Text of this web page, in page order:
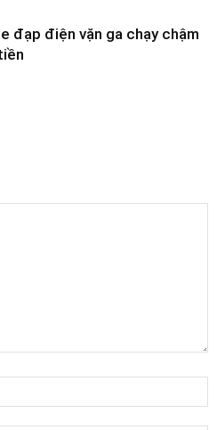
đạp điện vặn ga chạy chậm